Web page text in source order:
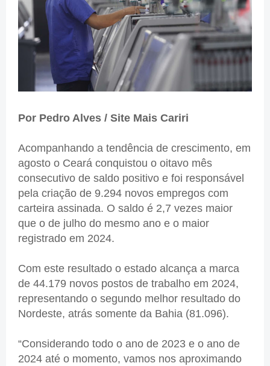
Por Pedro Alves / Site Mais Cariri
Acompanhando a tendência de crescimento, em
agosto o Ceará conquistou o oitavo mês
consecutivo de saldo positivo e foi responsável
pela criação de 9.294 novos empregos com
carteira assinada. O saldo é 2,7 vezes maior
que o de julho do mesmo ano e o maior
registrado em 2024.
Com este resultado o estado alcança a marca
de 44.179 novos postos de trabalho em 2024,
representando o segundo melhor resultado do
Nordeste, atrás somente da Bahia (81.096).
“Considerando todo o ano de 2023 e o ano de
2024 até o momento, vamos nos aproximando